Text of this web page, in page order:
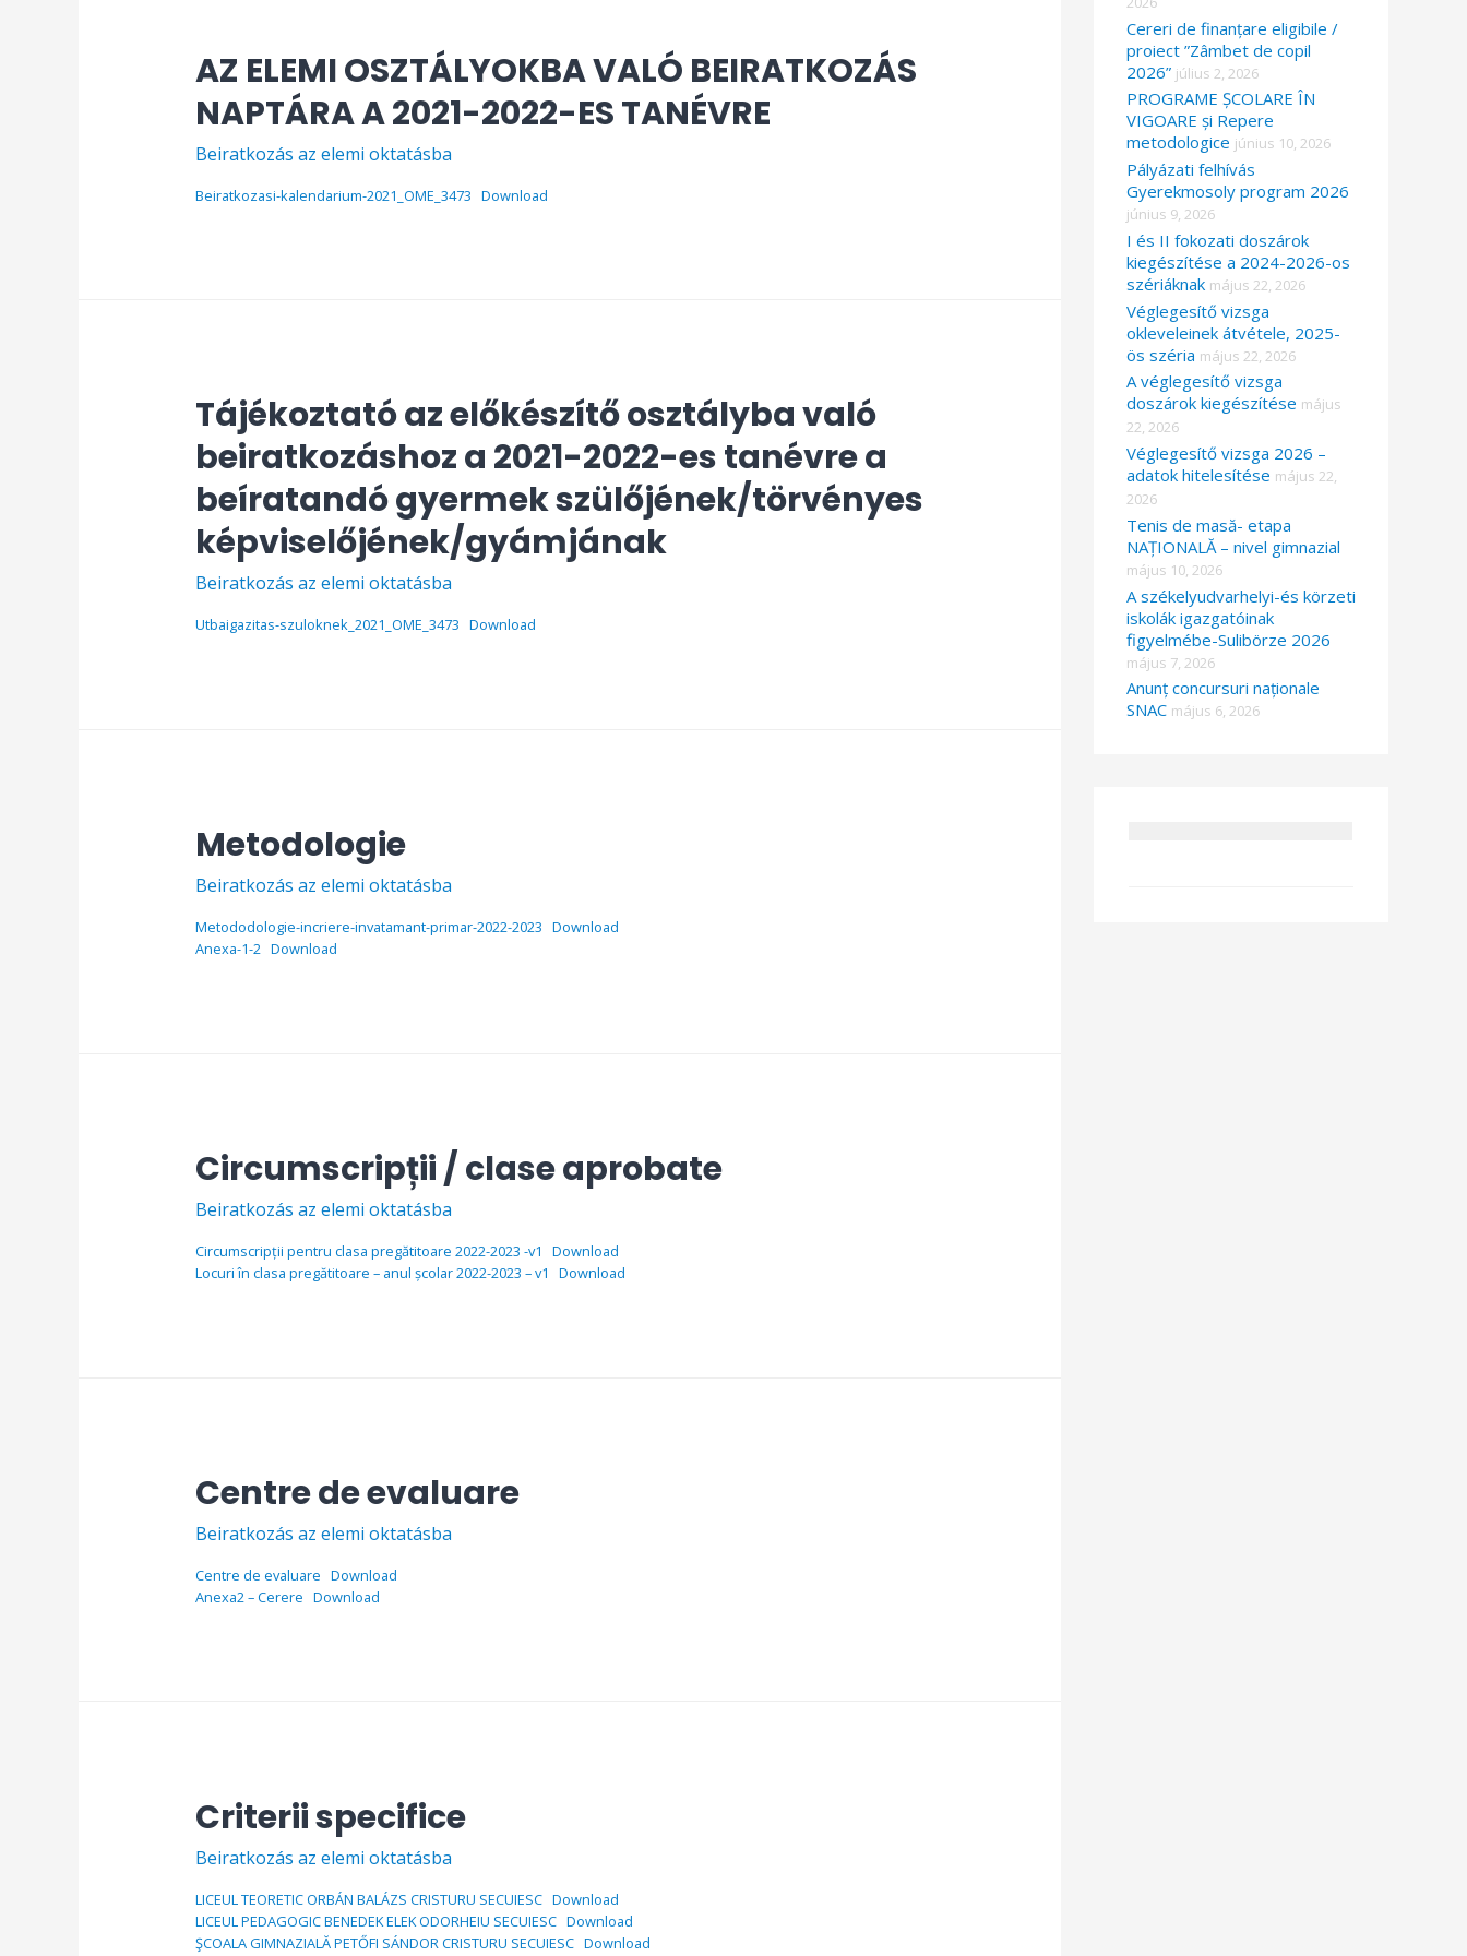
AZ ELEMI OSZTÁLYOKBA VALÓ BEIRATKOZÁS
NAPTÁRA A 2021-2022-ES TANÉVRE
Beiratkozás az elemi oktatásba
Beiratkozasi-kalendarium-2021_OME_3473 Download
Tájékoztató az előkészítő osztályba való
beiratkozáshoz a 2021-2022-es tanévre a
beíratandó gyermek szülőjének/törvényes
képviselőjének/gyámjának
Beiratkozás az elemi oktatásba
Utbaigazitas-szuloknek_2021_OME_3473 Download
Metodologie
Beiratkozás az elemi oktatásba
Metododologie-incriere-invatamant-primar-2022-2023 Download
Anexa-1-2 Download
Circumscripții / clase aprobate
Beiratkozás az elemi oktatásba
Circumscripții pentru clasa pregătitoare 2022-2023 -v1
Download
Locuri în clasa pregătitoare – anul școlar 2022-2023 – v1
Download
Centre de evaluare
Beiratkozás az elemi oktatásba
Centre de evaluare Download
Anexa2 – Cerere Download
Criterii specifice
Beiratkozás az elemi oktatásba
LICEUL TEORETIC ORBÁN BALÁZS CRISTURU SECUIESC Download
LICEUL PEDAGOGIC BENEDEK ELEK ODORHEIU SECUIESC Download
ŞCOALA GIMNAZIALĂ PETŐFI SÁNDOR CRISTURU SECUIESC Download
Cereri de finanțare eligibile /
proiect ”Zâmbet de copil
2026” július 2, 2026
PROGRAME ȘCOLARE ÎN
VIGOARE și Repere
metodologice június 10, 2026
Pályázati felhívás
Gyerekmosoly program 2026
június 9, 2026
I és II fokozati doszárok
kiegészítése a 2024-2026-os
szériáknak május 22, 2026
Véglegesítő vizsga
okleveleinek átvétele, 2025-
ös széria május 22, 2026
A véglegesítő vizsga
doszárok kiegészítése május
22, 2026
Véglegesítő vizsga 2026 –
adatok hitelesítése május 22,
2026
Tenis de masă- etapa
NAȚIONALĂ – nivel gimnazial
május 10, 2026
A székelyudvarhelyi-és körzeti
iskolák igazgatóinak
figyelmébe-Sulibörze 2026
május 7, 2026
Anunț concursuri naționale
SNAC május 6, 2026